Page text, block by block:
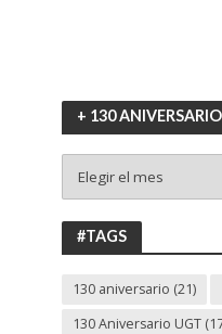
+ 130
130
ANIVERSARIO
UGT
#TAGS
130 aniversario (21)
130 Aniversario UGT